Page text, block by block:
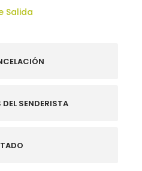
Salida
SENDERISTA